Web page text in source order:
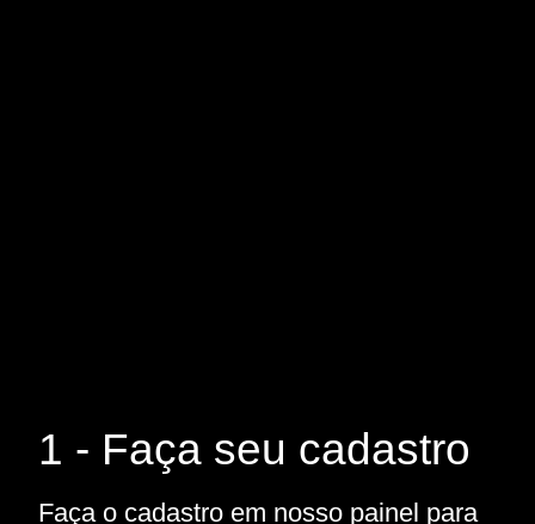
1 - Faça seu cadastro
Faça o cadastro em nosso painel para